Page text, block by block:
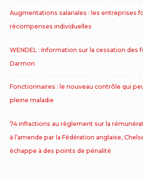
Augmentations salariales : les entreprises
récompenses individuelles
WENDEL : Information sur la cessation des
Darmon
Fonctionnaires : le nouveau contrôle qui
pleine maladie
74 infractions au règlement sur la
à l’amende par la Fédération anglaise,
échappe à des points de pénalité